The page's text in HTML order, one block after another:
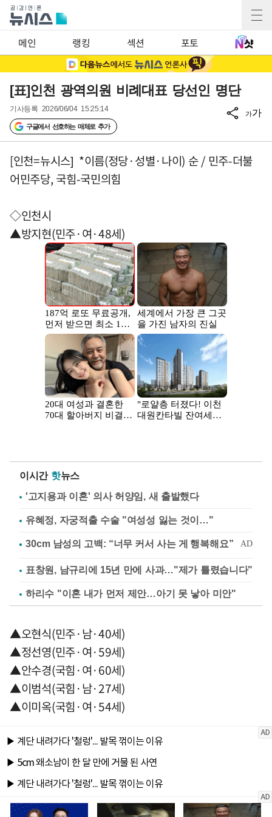
메인 랭킹 섹션 포토
[표]인천 광역의원 비례대표 당선인 명단
기사등록 2026/06/04 15:25:14
구글에서 선호하는 매체로 추가
가가
[인천=뉴시스] *이름(정당·성별·나이) 순 / 민주-더불
어민주당, 국힘-국민의힘
◇인천시
▲방지현(민주·여·48세)
이시간 핫뉴스
'고지용과 이혼' 의사 허양임, 새 출발했다
유혜정, 자궁적출 수술 "여성성 잃는 것이…"
표창원, 남규리에 15년 만에 사과…"제가 틀렸습니다"
하리수 "이혼 내가 먼저 제안…아기 못 낳아 미안"
▲오현식(민주·남·40세)
▲정선영(민주·여·59세)
▲안수경(국힘·여·60세)
▲이범석(국힘·남·27세)
▲이미옥(국힘·여·54세)